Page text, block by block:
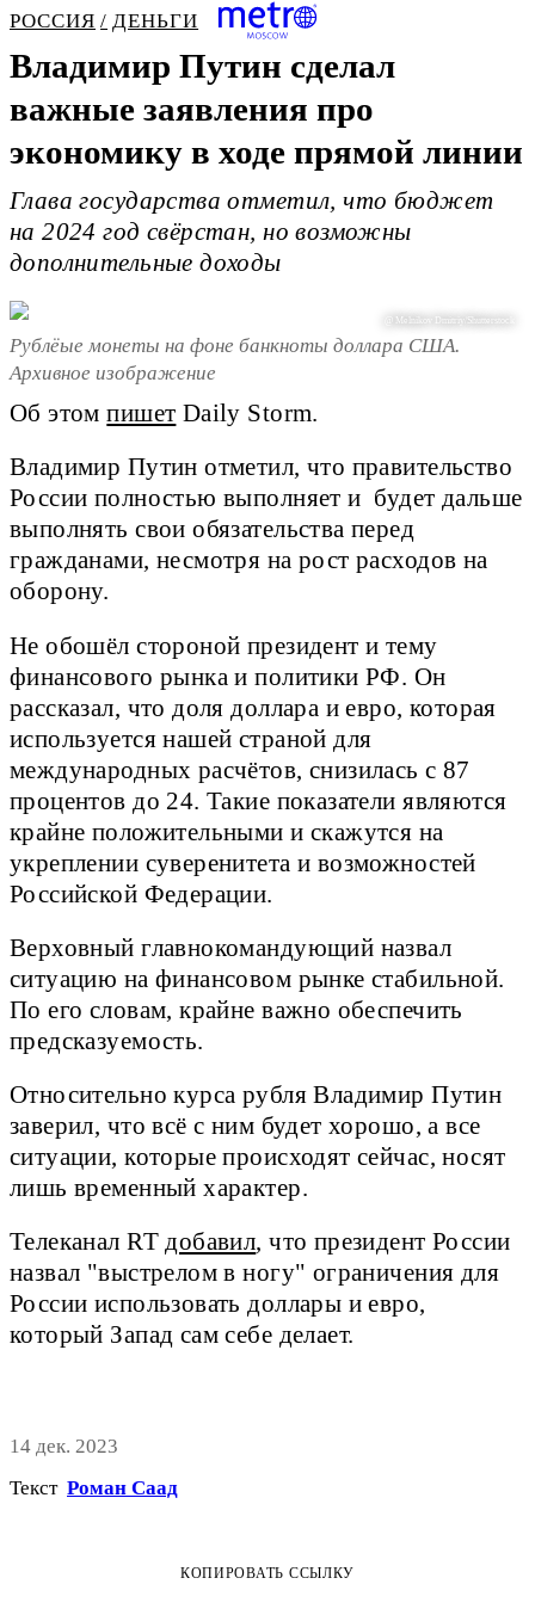
РОССИЯ ДЕНЬГИ
Владимир Путин сделал
важные заявления про
экономику в ходе прямой линии
Глава государства отметил, что бюджет
на 2024 год свёрстан, но возможны
дополнительные доходы
@ Melnikov Dmitriy/Shutterstock
Рублёые монеты на фоне банкноты доллара США.
Архивное изображение
Об этомпишет Daily Storm.
Владимир Путин отметил, что правительство
России полностью выполняет и будет дальше
выполнять свои обязательства перед
гражданами, несмотря на рост расходов на
оборону.
Не обошёл стороной президент и тему
финансового рынка и политики РФ. Он
рассказал, что доля доллара и евро, которая
используется нашей страной для
международных расчётов, снизилась с 87
процентов до 24. Такие показатели являются
крайне положительными и скажутся на
укреплении суверенитета и возможностей
Российской Федерации.
Верховный главнокомандующий назвал
ситуацию на финансовом рынке стабильной.
По его словам, крайне важно обеспечить
предсказуемость.
Относительно курса рубля Владимир Путин
заверил, что всё с ним будет хорошо, а все
ситуации, которые происходят сейчас, носят
лишь временный характер.
Телеканал RT добавил, что президент России
назвал "выстрелом в ногу" ограничения для
России использовать доллары и евро,
который Запад сам себе делает.
14 дек. 2023
Текст Роман Саад
КОПИРОВАТЬ ССЫЛКУ